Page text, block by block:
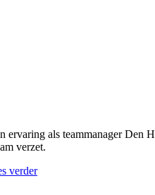
ervaring als teammanager Den
verzet.
verder